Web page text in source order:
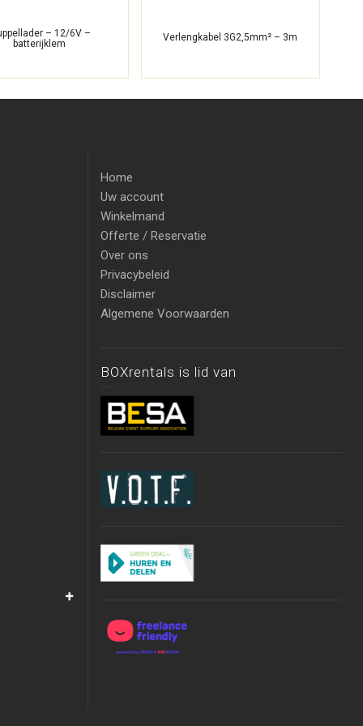
– 12/6V –
batterijklem
Verlengkabel 3G2,5mm² – 3m
Home
Uw account
Winkelmand
Offerte / Reservatie
Over ons
Privacybeleid
Disclaimer
Algemene Voorwaarden
BOXrentals is lid van